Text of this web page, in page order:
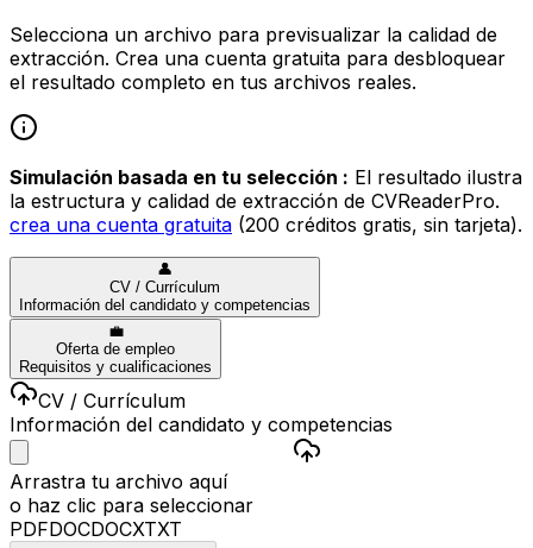
Selecciona un archivo para previsualizar la calidad de
extracción. Crea una cuenta gratuita para desbloquear
el resultado completo en tus archivos reales.
Simulación basada en tu selección : El resultado ilustra
la estructura y calidad de extracción de CVReaderPro.
crea una cuenta gratuita (200 créditos gratis, sin tarjeta).
👤
CV / Currículum
Información del candidato y competencias
💼
Oferta de empleo
Requisitos y cualificaciones
CV / Currículum
Información del candidato y competencias
Arrastra tu archivo aquí
o haz clic para seleccionar
PDFDOCDOCXTXT